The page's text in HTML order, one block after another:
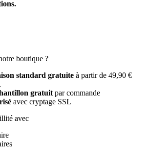
boutique ?
standard gratuite à partir de 49,90 €
gratuit par commande
avec cryptage SSL
avec